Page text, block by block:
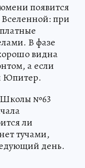
появится
при
В фазе
видна
а если
Юпитер.
Школы №63
ли
тучами,
день.